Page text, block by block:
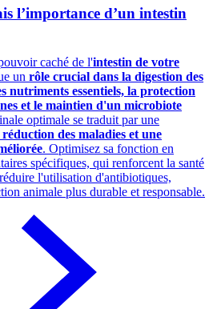
l’importance d’un intestin
caché de l'intestin de votre
un rôle crucial dans la digestion des
nutriments essentiels, la protection
et le maintien d'un microbiote
optimale se traduit par une
des maladies et une
. Optimisez sa fonction en
spécifiques, qui renforcent la santé
l'utilisation d'antibiotiques,
animale plus durable et responsable.